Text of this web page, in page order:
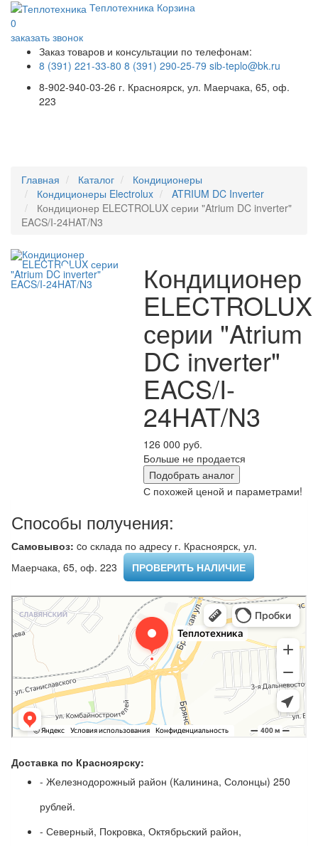
Теплотехника Корзина
0
заказать звонок
Заказ товаров и консультации по телефонам:
8 (391) 221-33-80 8 (391) 290-25-79 sib-teplo@bk.ru
8-902-940-03-26 г. Красноярск, ул. Маерчака, 65, оф.
223
Главная Каталог
Кондиционеры
Кондиционеры Electrolux
ATRIUM DC Inverter
Кондиционер ELECTROLUX серии "Atrium DC inverter"
EACS/I-24HAT/N3
Кондиционер
ELECTROLUX
серии "Atrium
DC inverter"
EACS/I-
24HAT/N3
126 000 руб.
Больше не продается
Подобрать аналог
С похожей ценой и параметрами!
Способы получения:
Самовывоз: cо склада по адресу г. Красноярск, ул.
Маерчака, 65, оф. 223 ​
ПРОВЕРИТЬ НАЛИЧИЕ
Доставка по Красноярску:
- Железнодорожный район (Калинина, Солонцы) 250
рублей.
- Северный, Покровка, Октябрьский район,